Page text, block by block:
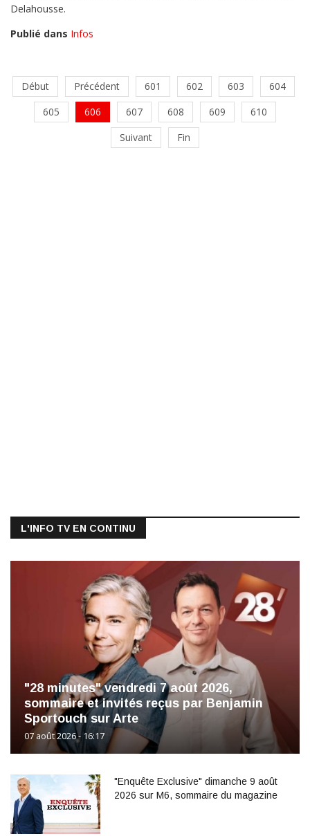
Delahousse.
Publié dans Infos
Début Précédent 601 602 603
604
605
606 607 608 609
610
Suivant
Fin
L'INFO TV EN CONTINU
"28 minutes" vendredi 7 août 2026,
sommaire et invités reçus par Benjamin
Sportouch sur Arte
07 août 2026 - 16:17
"Enquête Exclusive" dimanche 9 août
2026 sur M6, sommaire du magazine